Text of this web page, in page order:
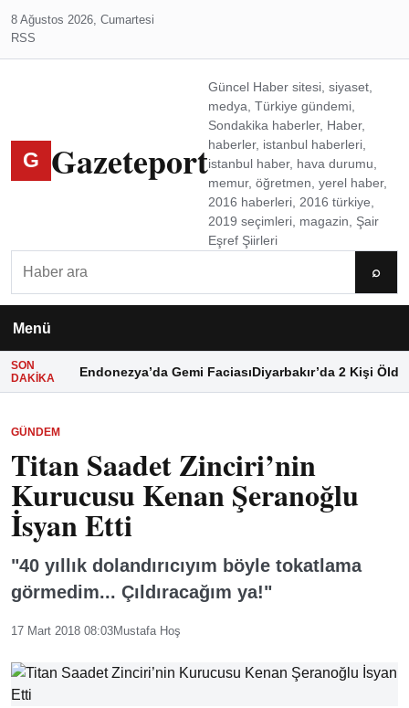
8 Ağustos 2026, Cumartesi
RSS
G Gazeteport
Güncel Haber sitesi, siyaset,
medya, Türkiye gündemi,
Sondakika haberler, Haber,
haberler, istanbul haberleri,
istanbul haber, hava durumu,
memur, öğretmen, yerel haber,
2016 haberleri, 2016 türkiye,
2019 seçimleri, magazin, Şair
Eşref Şiirleri
⌕
Menü
SON
DAKIKA
Endonezya’da Gemi FaciasıDiyarbakır’da 2 Kişi Öldü
GÜNDEM
Titan Saadet Zinciri’nin
Kurucusu Kenan Şeranoğlu
İsyan Etti
"40 yıllık dolandırıcıyım böyle tokatlama
görmedim... Çıldıracağım ya!"
17 Mart 2018 08:03Mustafa Hoş